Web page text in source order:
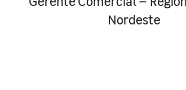
Nordeste